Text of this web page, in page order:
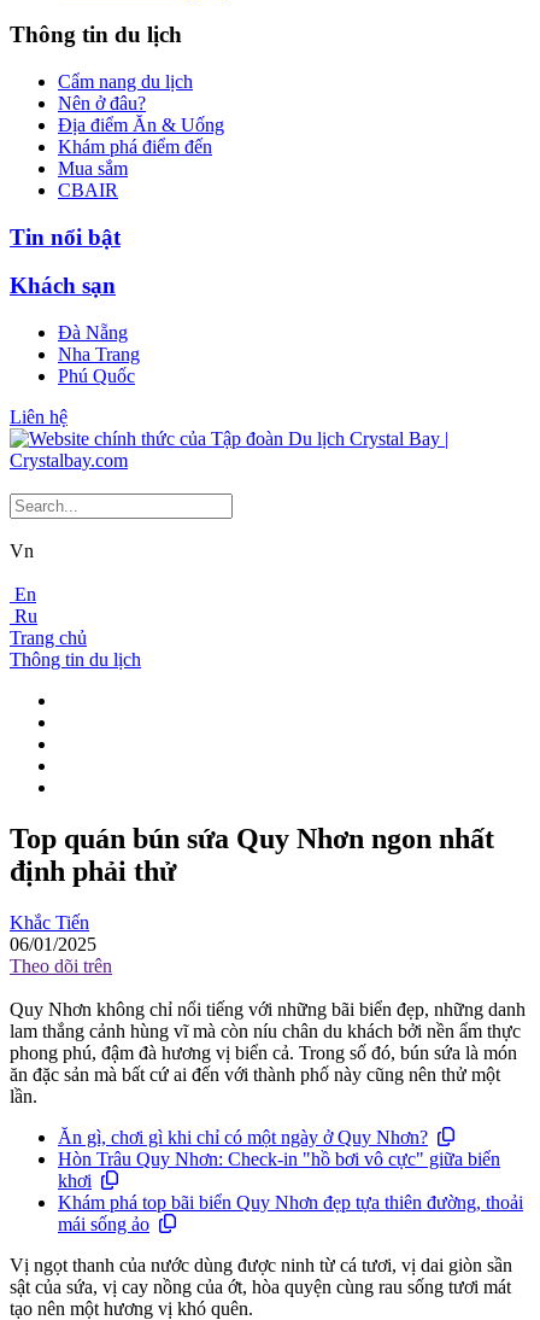
Thông tin du lịch
Cẩm nang du lịch
Nên ở đâu?
Địa điểm Ăn & Uống
Khám phá điểm đến
Mua sắm
CBAIR
Tin nổi bật
Khách sạn
Đà Nẵng
Nha Trang
Phú Quốc
Liên hệ
Vn
En
Ru
Trang chủ
Thông tin du lịch
Top quán bún sứa Quy Nhơn ngon nhất
định phải thử
Khắc Tiến
06/01/2025
Theo dõi trên
Quy Nhơn không chỉ nổi tiếng với những bãi biển đẹp, những danh
lam thắng cảnh hùng vĩ mà còn níu chân du khách bởi nền ẩm thực
phong phú, đậm đà hương vị biển cả. Trong số đó, bún sứa là món
ăn đặc sản mà bất cứ ai đến với thành phố này cũng nên thử một
lần.
Ăn gì, chơi gì khi chỉ có một ngày ở Quy Nhơn?
Hòn Trâu Quy Nhơn: Check-in "hồ bơi vô cực" giữa biển
khơi
Khám phá top bãi biển Quy Nhơn đẹp tựa thiên đường, thoải
mái sống ảo
Vị ngọt thanh của nước dùng được ninh từ cá tươi, vị dai giòn sần
sật của sứa, vị cay nồng của ớt, hòa quyện cùng rau sống tươi mát
tạo nên một hương vị khó quên.